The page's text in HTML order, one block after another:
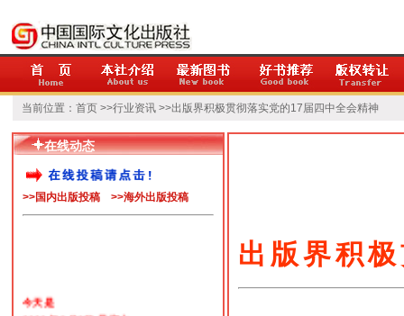
当前位置： 首页 >>行业资讯 >>出版界积极贯彻落实党的17届四中全会精神
在线动态
>>国内出版投稿 >>海外出版投稿
2026年 8月8日 星期六
出版界积